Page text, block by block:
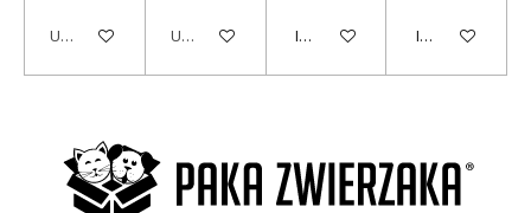
Uitverkocht Uitverkocht In winkelwagen In winkelwagen